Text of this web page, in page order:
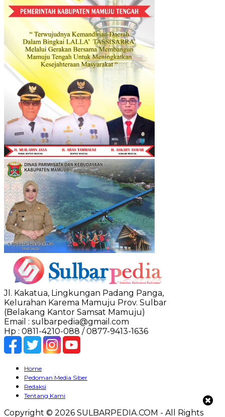
Jl. Kakatua, Lingkungan Padang Panga,
Kelurahan Karema Mamuju Prov. Sulbar
(Belakang Kantor Samsat Mamuju)
Email : sulbarpedia@gmail.com
Hp : 0811-4210-088 / 0877-9413-1636
Home
Pedoman Media Siber
Redaksi
Tentang Kami
Copyright © 2026 SULBARPEDIA.COM - All Rights